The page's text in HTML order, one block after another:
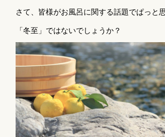
さて、皆様がお風呂に関する話題でぱっと
「冬至」ではないでしょうか？